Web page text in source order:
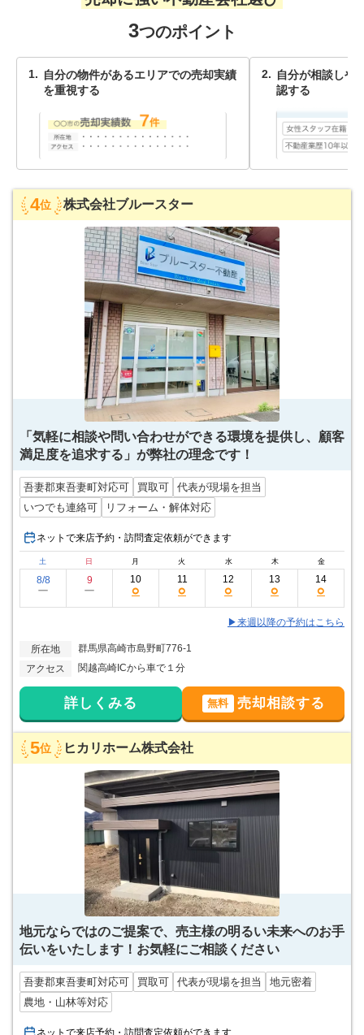
3つのポイント
自分の物件があるエリアでの売却実績
を重視する
自分が相談しや
認する
4位 株式会社ブルースター
「気軽に相談や問い合わせができる環境を提供し、顧客
満足度を追求する」が弊社の理念です！
吾妻郡東吾妻町対応可 買取可
代表が現場を担当
いつでも連絡可
リフォーム・解体対応
ネットで来店予約・訪問査定依頼ができます
土 日 月 火 水 木 金
8/8
ー
9
ー
10
○
11
○
12
○
13
○
14
○
▶来週以降の予約はこちら
所在地
群馬県高崎市島野町776-1
アクセス
関越高崎ICから車で１分
詳しくみる 無料 売却相談する
5位 ヒカリホーム株式会社
地元ならではのご提案で、売主様の明るい未来へのお手
伝いをいたします！お気軽にご相談ください
吾妻郡東吾妻町対応可 買取可 代表が現場を担当
地元密着
農地・山林等対応
ネットで来店予約・訪問査定依頼ができます